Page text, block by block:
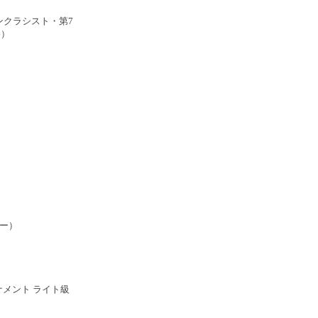
ラシスト・第7
）
ント ライト級